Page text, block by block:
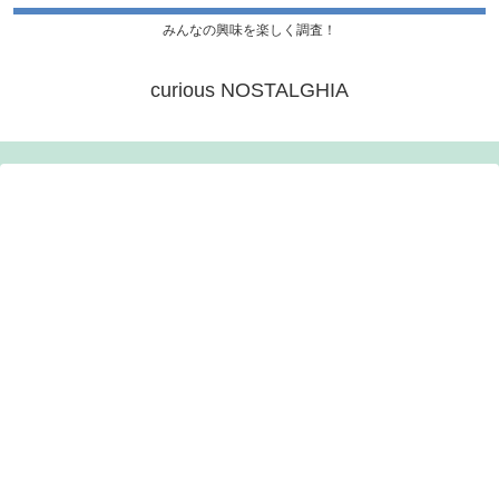
みんなの興味を楽しく調査！
curious NOSTALGHIA